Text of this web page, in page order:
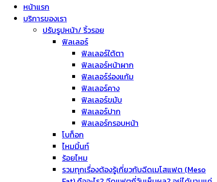
หน้าแรก
บริการของเรา
ปรับรูปหน้า/ ริ้วรอย
ฟิลเลอร์
ฟิลเลอร์ใต้ตา
ฟิลเลอร์หน้าผาก
ฟิลเลอร์ร่องแก้ม
ฟิลเลอร์คาง
ฟิลเลอร์ขมับ
ฟิลเลอร์ปาก
ฟิลเลอร์กรอบหน้า
โบท็อก
ไหมมิ้นท์
ร้อยไหม
รวมทุกเรื่องต้องรู้เกี่ยวกับฉีดเมโสแฟต (Meso